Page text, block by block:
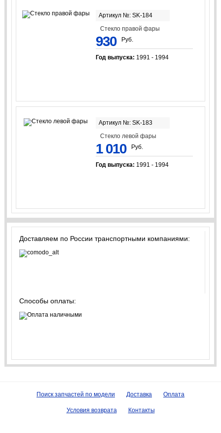
Артикул №: SK-184
Стекло правой фары
930 Руб.
Год выпуска: 1991 - 1994
Артикул №: SK-183
Стекло левой фары
1 010 Руб.
Год выпуска: 1991 - 1994
Доставляем по России транспортными компаниями:
Способы оплаты:
Поиск запчастей по модели Доставка Оплата
Условия возврата Контакты